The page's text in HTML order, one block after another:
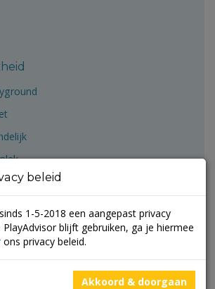
beleid
1-5-2018 een aangepast privacy
PlayAdvisor blijft gebruiken, ga je hiermee
ons privacy beleid.
Akkoord & doorgaan